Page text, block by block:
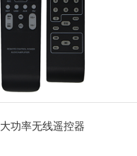
大功率无线遥控器